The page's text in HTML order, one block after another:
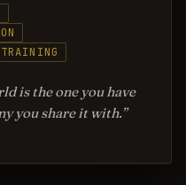
is the one you have
you share it with.